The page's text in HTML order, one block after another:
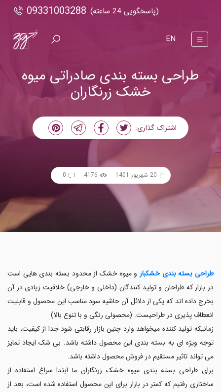
(پاسخگویی 24 ساعته) 09331003288
EN
طراحی بسته بندی صادراتی میوه
خشک زرنگاران
اشتراک گذاری:
20 شهریور 1401 4176
0
طراحی بسته بندی خشکبار و میوه خشک از محدود بسته بندی هایی است
در بازار که طراحان و تولید کنندگان (داخلی و خارجی) خلاقیت زیادی در آن
بخرج داده اند که یکی از دلائل آن حاشیه سود مناسب این محصول و قابلیت
انعطاف پذیری در طراحیست. (محصولی رنگی و با تنوع بالا)
زمانیکه تولید کننده میخواهد وارد چنین بازار رقابتی شود جدا از کیفیت، باید
توجه ویژه ای به بسته بندی این محصول داشته باشد. بی شک ایجاد تمایز
می تواند تاثیر مستقیم در فروش محصول داشته باشد.
برای طراحی بسته بندی میوه خشک زرنگاران ما ابتدا سراغ استفاده از
ساختاری رفتیم که کمتر در بازار برای این محصول استفاده شده است، بعد از